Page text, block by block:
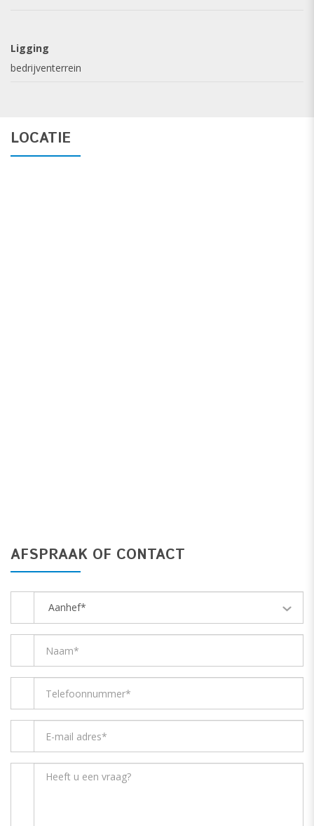
Ligging
bedrijventerrein
LOCATIE
AFSPRAAK OF CONTACT
Aanhef*